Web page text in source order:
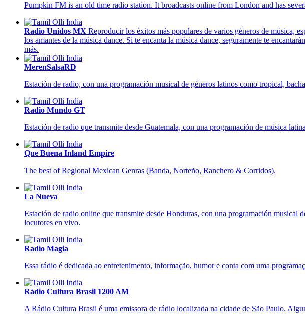
Pumpkin FM is an old time radio station. It broadcasts online from London and has
Radio Unidos MX Reproducir los éxitos más populares de varios géneros de música,
los amantes de la música dance. Si te encanta la música dance, seguramente te
más.
MerenSalsaRD
Estación de radio, con una programación musical de géneros latinos como tropical,
Radio Mundo GT
Estación de radio que transmite desde Guatemala, con una programación de música
Que Buena Inland Empire
The best of Regional Mexican Genras (Banda, Norteño, Ranchero & Corridos).
La Nueva
Estación de radio online que transmite desde Honduras, con una programación musical
locutores en vivo.
Radio Magia
Essa rádio é dedicada ao entretenimento, informação, humor e conta com uma
Rádio Cultura Brasil 1200 AM
A Rádio Cultura Brasil é uma emissora de rádio localizada na cidade de São Paulo.